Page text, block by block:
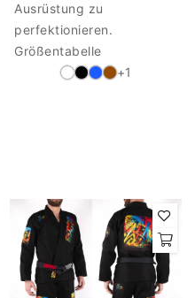
Ausrüstung zu
perfektionieren.
Größentabelle
+1